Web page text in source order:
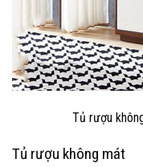
Tủ rượu
Tủ rượu không mát